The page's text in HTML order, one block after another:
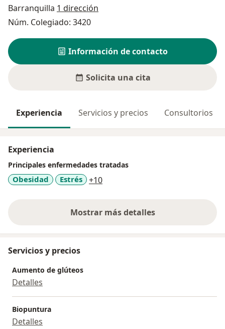
Barranquilla 1 dirección
Núm. Colegiado: 3420
Información de contacto
Solicita una cita
Experiencia Servicios y precios Consultorios
Experiencia
Principales enfermedades tratadas
Obesidad Estrés +10a11y_sr_more_diseases
Mostrar más detalles
sobre la experiencia
Servicios y precios
Aumento de glúteos
Detalles
Biopuntura
Detalles